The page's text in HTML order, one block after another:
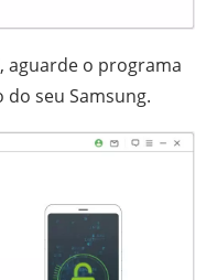
aguarde o programa
seu Samsung.